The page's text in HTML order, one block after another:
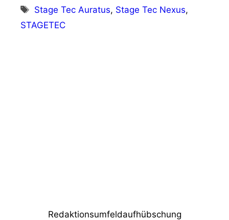
Schlagwörter
Stage Tec Auratus, Stage Tec Nexus,
STAGETEC
Redaktionsumfeldaufhübschung